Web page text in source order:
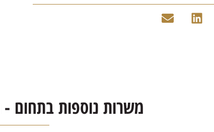
משרות נוספות בתחום -